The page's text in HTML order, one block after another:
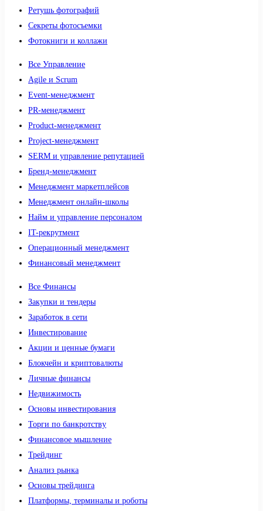
Ретушь фотографий
Секреты фотосъемки
Фотокниги и коллажи
Все Управление
Agile и Scrum
Event-менеджмент
PR-менеджмент
Product-менеджмент
Project-менеджмент
SERM и управление репутацией
Бренд-менеджмент
Менеджмент маркетплейсов
Менеджмент онлайн-школы
Найм и управление персоналом
IT-рекрутмент
Операционный менеджмент
Финансовый менеджмент
Все Финансы
Закупки и тендеры
Заработок в сети
Инвестирование
Акции и ценные бумаги
Блокчейн и криптовалюты
Личные финансы
Недвижимость
Основы инвестирования
Торги по банкротству
Финансовое мышление
Трейдинг
Анализ рынка
Основы трейдинга
Платформы, терминалы и роботы